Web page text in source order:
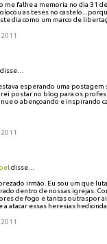
me falhe a memoria no dia 31
as teses no castelo...
dia como um marco de
disse…
esperando uma postagem
postar no blog para os
o abençoando e inspirando
disse…
irmão. Eu sou um que
dentro de nossas igrejas.
de fogo e tantas outraspor
a atacar essas heresias